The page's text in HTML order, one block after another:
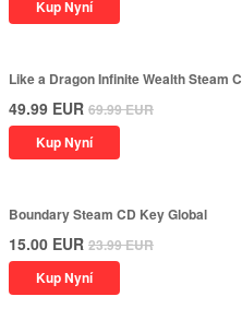
Kup Nyní
Like a Dragon Infinite Wealth Steam
49.99 EUR 69.99EUR
Kup Nyní
Boundary Steam CD Key Global
15.00 EUR 23.99EUR
Kup Nyní